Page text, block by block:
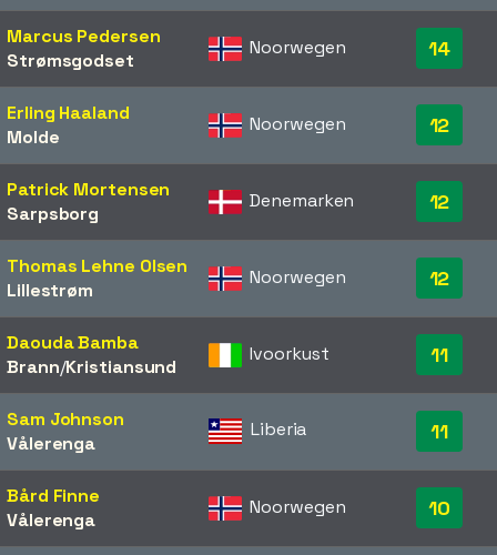
Marcus Pedersen
Strømsgodset
Noorwegen 14
Erling Haaland
Molde
Noorwegen 12
Patrick Mortensen
Sarpsborg
Denemarken 12
Thomas Lehne Olsen
Lillestrøm
Noorwegen 12
Daouda Bamba
Brann/​Kristiansund
Ivoorkust 11
Sam Johnson
Vålerenga
Liberia 11
Bård Finne
Vålerenga
Noorwegen 10